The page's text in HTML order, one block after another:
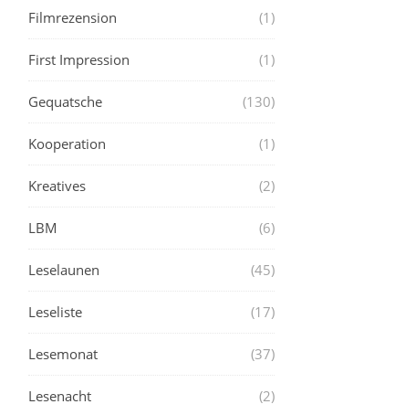
Filmrezension (1)
First Impression (1)
Gequatsche (130)
Kooperation (1)
Kreatives (2)
LBM (6)
Leselaunen (45)
Leseliste (17)
Lesemonat (37)
Lesenacht (2)